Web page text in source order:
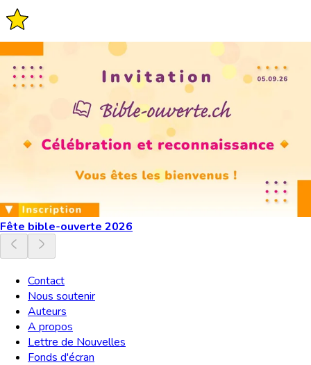
Fête bible-ouverte 2026
Contact
Nous soutenir
Auteurs
A propos
Lettre de Nouvelles
Fonds d'écran